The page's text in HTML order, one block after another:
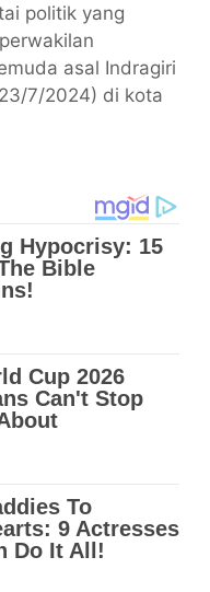
politik yang
asal Indragiri
7/2024) di kota